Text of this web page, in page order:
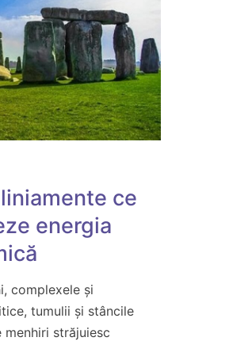
ce
energia
complexele și
tumulii și stâncile
străjuiesc